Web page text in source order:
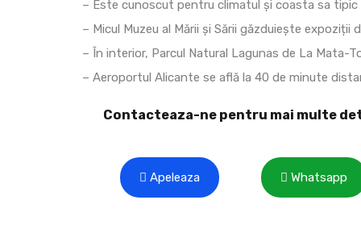
– Este cunoscut pentru climatul și coasta sa tipic
– Micul Muzeu al Mării și Sării găzduiește
– În interior, Parcul Natural Lagunas de La Mata-
– Aeroportul Alicante se află la 40 de minute
Contacteaza-ne pentru mai multe
Apeleaza Whatsapp